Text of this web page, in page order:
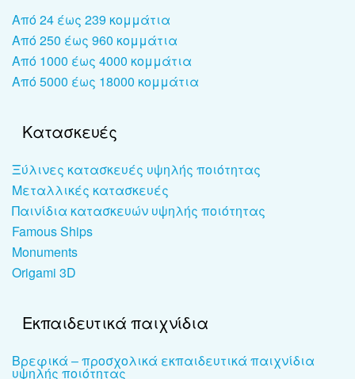
Από 24 έως 239 κομμάτια
Από 250 έως 960 κομμάτια
Από 1000 έως 4000 κομμάτια
Από 5000 έως 18000 κομμάτια
Κατασκευές
Ξύλινες κατασκευές υψηλής ποιότητας
Μεταλλικές κατασκευές
Παινίδια κατασκευών υψηλής ποιότητας
Famous Ships
Monuments
Origami 3D
Εκπαιδευτικά παιχνίδια
Βρεφικά – προσχολικά εκπαιδευτικά παιχνίδια
υψηλής ποιότητας